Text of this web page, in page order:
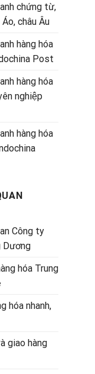
chứng từ,
châu Âu
hàng hóa
Post
hàng hóa
nghiệp
hàng hóa
Công ty
Dương
hóa Trung
hóa nhanh,
giao hàng